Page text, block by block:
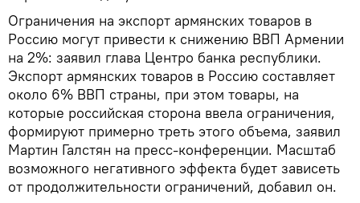
Ограничения на экспорт армянских товаров в
Россию могут привести к снижению ВВП Армении
на 2%: заявил глава Центро банка республики.
Экспорт армянских товаров в Россию составляет
около 6% ВВП страны, при этом товары, на
которые российская сторона ввела ограничения,
формируют примерно треть этого объема, заявил
Мартин Галстян на пресс-конференции. Масштаб
возможного негативного эффекта будет зависеть
от продолжительности ограничений, добавил он.